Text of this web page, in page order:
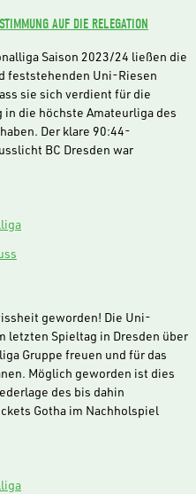
AUF DIE RELEGATION
Saison 2023/24 ließen die
feststehenden Uni-Riesen
sie sich verdient für die
die höchste Amateurliga des
Der klare 90:44-
BC Dresden war
geworden! Die Uni-
letzten Spieltag in Dresden über
Gruppe freuen und für das
Möglich geworden ist dies
des bis dahin
Gotha im Nachholspiel